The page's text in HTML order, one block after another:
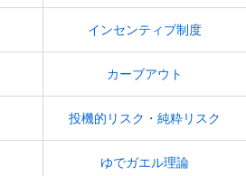
インセンティブ制度
カーブアウト
投機的リスク・純粋リスク
ゆでガエル理論